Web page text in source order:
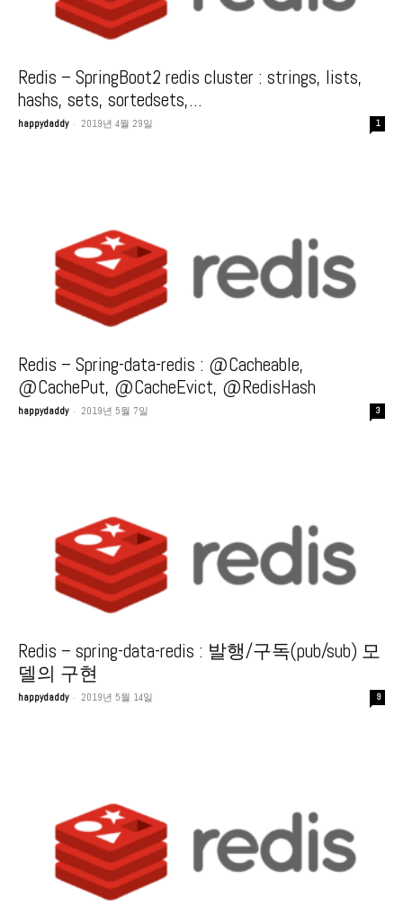
Redis – SpringBoot2 redis cluster : strings, lists,
hashs, sets, sortedsets,...
happydaddy - 2019년 4월 29일 1
Redis – Spring-data-redis : @Cacheable,
@CachePut, @CacheEvict, @RedisHash
happydaddy - 2019년 5월 7일 3
Redis – spring-data-redis : 발행/구독(pub/sub) 모
델의 구현
happydaddy - 2019년 5월 14일 9